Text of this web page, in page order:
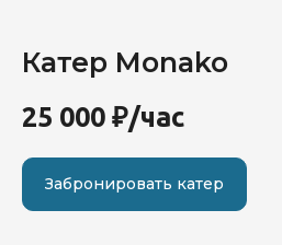
Забронировать судно
Катер Monako
25 000 ₽/час
Забронировать катер